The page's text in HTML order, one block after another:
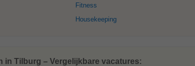
Fitness
Housekeeping
in Tilburg – Vergelijkbare vacatures: